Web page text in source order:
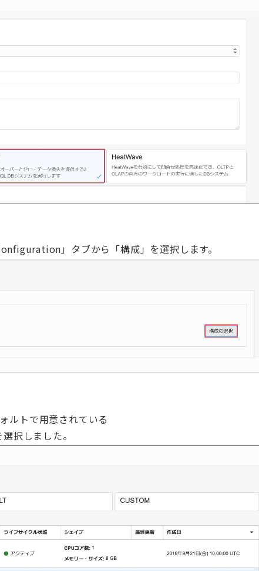
」タブから「構成」を選択します。
ルトで用意されている
択しました。